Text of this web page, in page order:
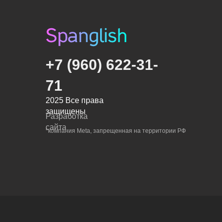
+7 (960) 622-31-
71
2025 Все права
защищены
Разработка
сайта
*компания Meta, запрещенная на территории РФ